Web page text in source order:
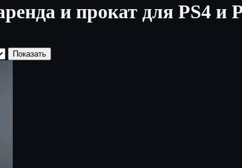
и прокат для PS4 и
Показать